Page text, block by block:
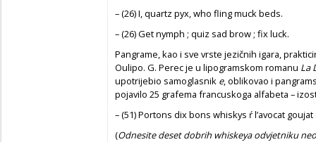
– (26) I, quartz pyx, who fling muck beds.
– (26) Get nymph ; quiz sad brow ; fix luck.
Pangrame, kao i sve vrste jezičnih igara,
Oulipo. G. Perec je u lipogramskom romanu La
upotrijebio samoglasnik e, oblikovao i
pojavilo 25 grafema francuskoga alfabeta –
– (51) Portons dix bons whiskys ŕ l’avocat
(Odnesite deset dobrih whiskeya odvjetniku